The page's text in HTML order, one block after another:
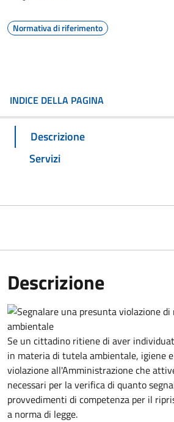
Normativa di riferimento
INDICE DELLA PAGINA
Descrizione
Servizi
Descrizione
Se un cittadino ritiene di aver
in materia di tutela ambientale, igiene
violazione all'Amministrazione che
necessari per la verifica di quanto
provvedimenti di competenza per il
a norma di legge.